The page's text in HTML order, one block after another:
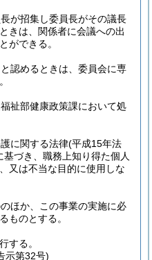
が招集し委員長がその議長
きは、関係者に会議への出
ができる。
認めるときは、委員会に専
祉部健康政策課において処
に関する法律(平成15年法
基づき、職務上知り得た個人
又は不当な目的に使用しな
ほか、この事業の実施に必
ものとする。
する。
示第32号)